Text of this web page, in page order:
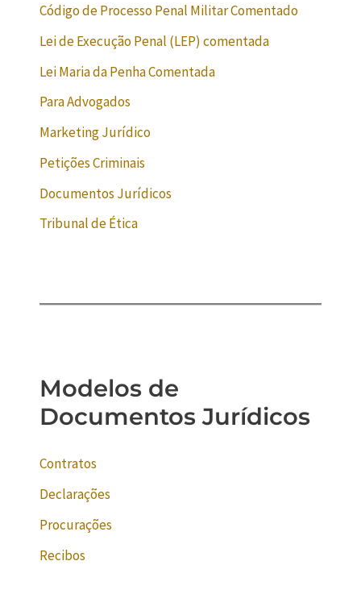
Código de Processo Penal Militar Comentado
Lei de Execução Penal (LEP) comentada
Lei Maria da Penha Comentada
Para Advogados
Marketing Jurídico
Petições Criminais
Documentos Jurídicos
Tribunal de Ética
Modelos de
Documentos Jurídicos
Contratos
Declarações
Procurações
Recibos